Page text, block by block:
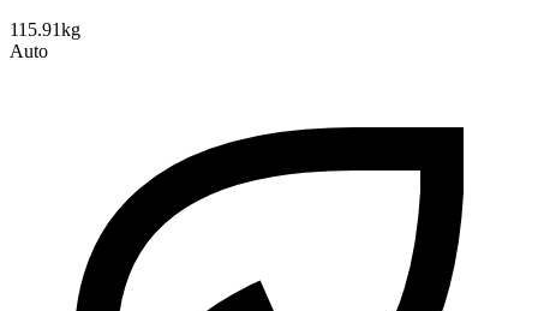
115.91kg
Auto